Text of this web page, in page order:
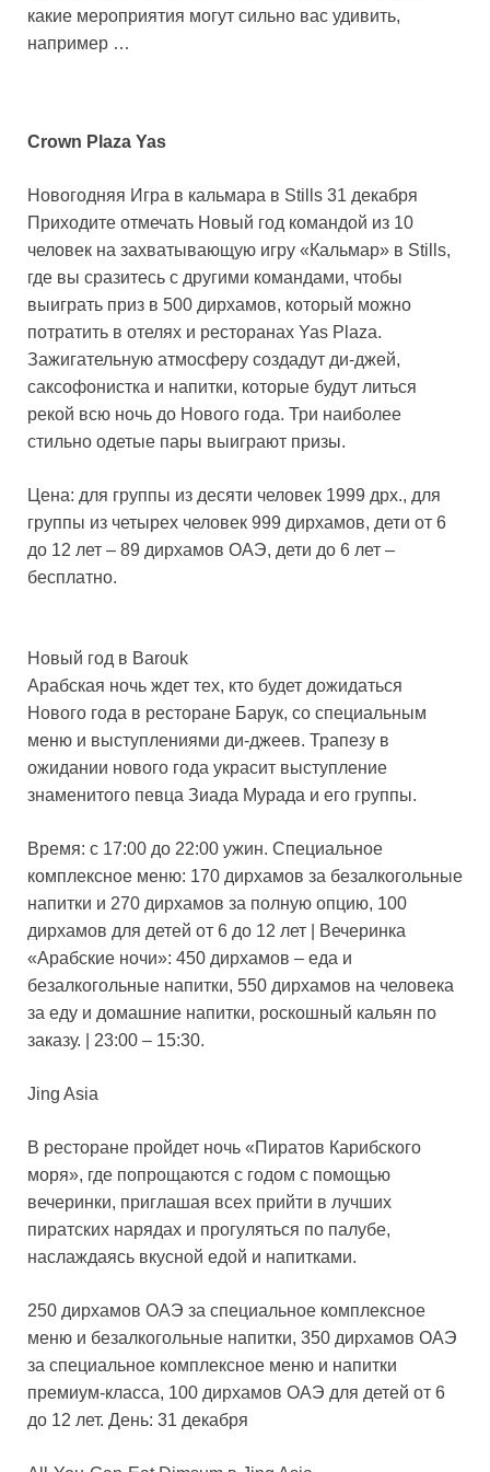
какие мероприятия могут сильно вас удивить,
например …
Crown Plaza Yas
Новогодняя Игра в кальмара в Stills 31 декабря
Приходите отмечать Новый год командой из 10
человек на захватывающую игру «Кальмар» в Stills,
где вы сразитесь с другими командами, чтобы
выиграть приз в 500 дирхамов, который можно
потратить в отелях и ресторанах Yas Plaza.
Зажигательную атмосферу создадут ди-джей,
саксофонистка и напитки, которые будут литься
рекой всю ночь до Нового года. Три наиболее
стильно одетые пары выиграют призы.
Цена: для группы из десяти человек 1999 дрх., для
группы из четырех человек 999 дирхамов, дети от 6
до 12 лет – 89 дирхамов ОАЭ, дети до 6 лет –
бесплатно.
Новый год в Barouk
Арабская ночь ждет тех, кто будет дожидаться
Нового года в ресторане Барук, со специальным
меню и выступлениями ди-джеев. Трапезу в
ожидании нового года украсит выступление
знаменитого певца Зиада Мурада и его группы.
Время: с 17:00 до 22:00 ужин. Специальное
комплексное меню: 170 дирхамов за безалкогольные
напитки и 270 дирхамов за полную опцию, 100
дирхамов для детей от 6 до 12 лет | Вечеринка
«Арабские ночи»: 450 дирхамов – еда и
безалкогольные напитки, 550 дирхамов на человека
за еду и домашние напитки, роскошный кальян по
заказу. | 23:00 – 15:30.
Jing Asia
В ресторане пройдет ночь «Пиратов Карибского
моря», где попрощаются с годом с помощью
вечеринки, приглашая всех прийти в лучших
пиратских нарядах и прогуляться по палубе,
наслаждаясь вкусной едой и напитками.
250 дирхамов ОАЭ за специальное комплексное
меню и безалкогольные напитки, 350 дирхамов ОАЭ
за специальное комплексное меню и напитки
премиум-класса, 100 дирхамов ОАЭ для детей от 6
до 12 лет. День: 31 декабря